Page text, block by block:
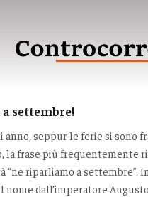
settembre!
anno, seppur le ferie si sono
la frase più frequentemente
“ne riparliamo a settembre”.
nome dall’imperatore